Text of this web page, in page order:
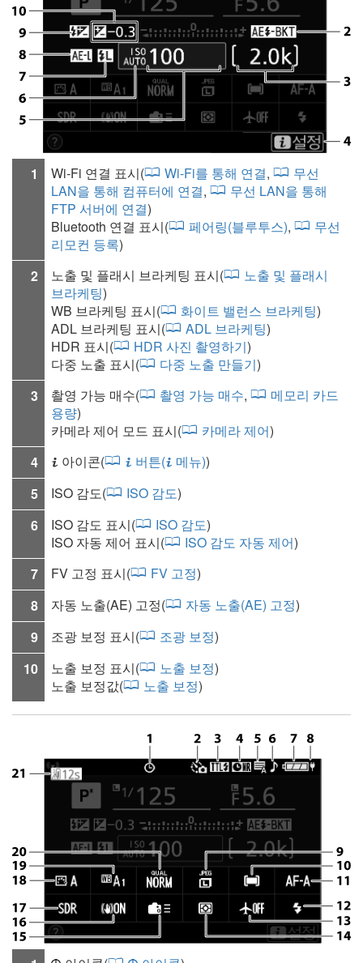
1 Wi-Fi 연결 표시( Wi‑Fi를 통해 연결,
무선
LAN을 통해 컴퓨터에 연결,
무선 LAN을 통해
FTP 서버에 연결)
Bluetooth 연결 표시(
페어링(블루투스),
무선
리모컨 등록)
2
노출 및 플래시 브라케팅 표시(
노출 및 플래시
브라케팅)
WB 브라케팅 표시(
화이트 밸런스 브라케팅)
ADL 브라케팅 표시(
ADL 브라케팅)
HDR 표시(
HDR 사진 촬영하기)
다중 노출 표시(
다중 노출 만들기)
3
촬영 가능 매수( 촬영 가능 매수,
메모리 카드
용량)
카메라 제어 모드 표시(
카메라 제어)
4
i 아이콘( i 버튼(i 메뉴))
5
ISO 감도( ISO 감도)
6
ISO 감도 표시( ISO 감도)
ISO 자동 제어 표시(
ISO 감도 자동 제어)
7
FV 고정 표시( FV 고정)
8
자동 노출(AE) 고정( 자동 노출(AE) 고정)
9
조광 보정 표시( 조광 보정)
10
노출 보정 표시( 노출 보정)
노출 보정값(
노출 보정)